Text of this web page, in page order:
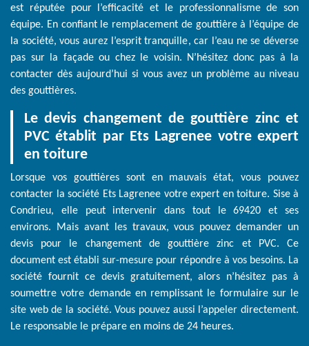
est réputée pour l’efficacité et le professionnalisme de son
équipe. En confiant le remplacement de gouttière à l’équipe de
la société, vous aurez l’esprit tranquille, car l’eau ne se déverse
pas sur la façade ou chez le voisin. N’hésitez donc pas à la
contacter dès aujourd’hui si vous avez un problème au niveau
des gouttières.
Le devis changement de gouttière zinc et
PVC établit par Ets Lagrenee votre expert
en toiture
Lorsque vos gouttières sont en mauvais état, vous pouvez
contacter la société Ets Lagrenee votre expert en toiture. Sise à
Condrieu, elle peut intervenir dans tout le 69420 et ses
environs. Mais avant les travaux, vous pouvez demander un
devis pour le changement de gouttière zinc et PVC. Ce
document est établi sur-mesure pour répondre à vos besoins. La
société fournit ce devis gratuitement, alors n’hésitez pas à
soumettre votre demande en remplissant le formulaire sur le
site web de la société. Vous pouvez aussi l’appeler directement.
Le responsable le prépare en moins de 24 heures.